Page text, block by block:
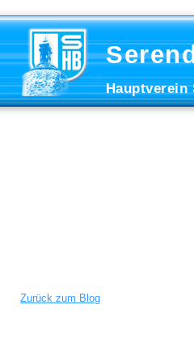
Hauptverein
Zurück zum Blog